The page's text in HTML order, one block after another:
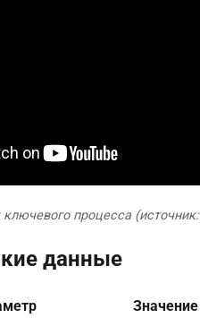
процесса
данные
Значение